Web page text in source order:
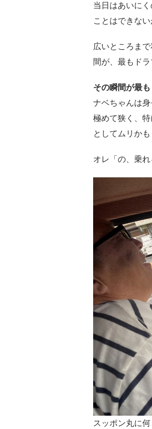
当日はあいに
ことはできな
広いところま
間が、最もドラ
その瞬間が最も
ナベちゃんは
極めて狭く、
としてムリか
オレ「の、乗れ
スッポン丸に